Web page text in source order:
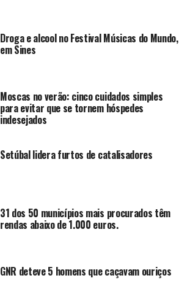
Droga e alcool no Festival Músicas do Mundo,
em Sines
Moscas no verão: cinco cuidados simples
para evitar que se tornem hóspedes
indesejados
Setúbal lidera furtos de catalisadores
31 dos 50 municípios mais procurados têm
rendas abaixo de 1.000 euros.
GNR deteve 5 homens que caçavam ouriços